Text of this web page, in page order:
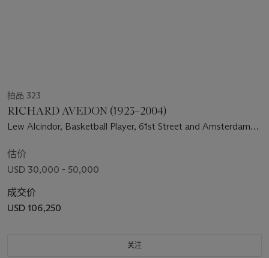
拍品 323
RICHARD AVEDON (1923–2004)
Lew Alcindor, Basketball Player, 61st Street and Amsterdam
估价
USD 30,000 - 50,000
成交价
USD 106,250
关注